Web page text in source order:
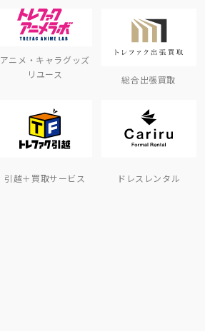
アニメ・キャラグッズ
リユース
総合出張買取
引越＋買取サービス ドレスレンタル